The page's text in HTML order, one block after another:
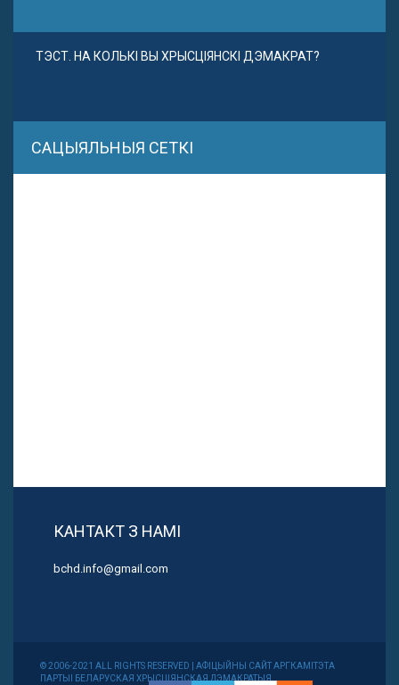
ТЭСТ. НА КОЛЬКІ ВЫ ХРЫСЦІЯНСКІ ДЭМАКРАТ?
САЦЫЯЛЬНЫЯ СЕТКІ
КАНТАКТ З НАМІ
bchd.info@gmail.com
© 2006-2021 ALL RIGHTS RESERVED | АФІЦЫЙНЫ САЙТ АРГКАМІТЭТА
ПАРТЫІ БЕЛАРУСКАЯ ХРЫСЦІЯНСКАЯ ДЭМАКРАТЫЯ